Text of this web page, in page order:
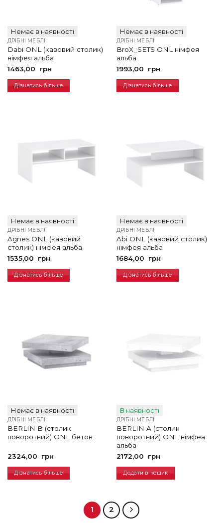
Немає в наявності
ДРІБНІ МЕБЛІ
Dabi ONL (кавовий столик)
німфея альба
1463,00
грн
Дізнатись більше
Немає в наявності
ДРІБНІ МЕБЛІ
BroX_SETS ONL німфея
альба
1993,00
грн
Дізнатись більше
Немає в наявності
ДРІБНІ МЕБЛІ
Agnes ONL (кавовий
столик) німфея альба
1535,00
грн
Дізнатись більше
Немає в наявності
ДРІБНІ МЕБЛІ
Abi ONL (кавовий столик)
німфея альба
1684,00
грн
Дізнатись більше
Немає в наявності
ДРІБНІ МЕБЛІ
BERLIN B (столик
поворотний) ONL бетон
2324,00 грн
Дізнатись більше
В наявності
ДРІБНІ МЕБЛІ
BERLIN A (столик
поворотний) ONL німфеа
альба
2172,00
грн
Додати в кошик
1 2